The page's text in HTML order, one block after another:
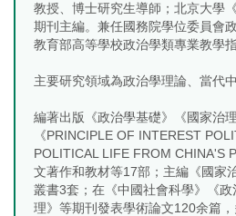
教授、博士研究生導師；北京大學
期刊主編。兼任國務院學位委員會
教育部高等學校政治學類專業教學
主要研究領域為政治學理論、當代
編著出版《政治學基礎》《國家治
《PRINCIPLE OF INTEREST
POLITICAL LIFE FROM CHINA'S
文著作和教材等17部；主編《國家
叢書3套；在《中國社會科學》《
理》等期刊發表學術論文120余篇